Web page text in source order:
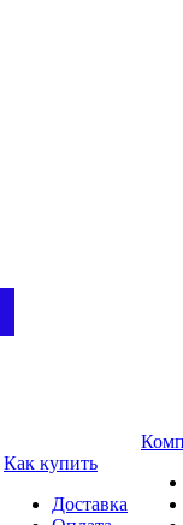
Как купить
Доставка